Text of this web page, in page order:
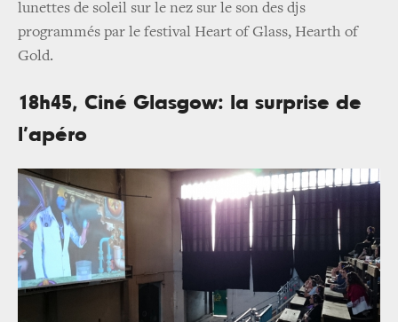
lunettes de soleil sur le nez sur le son des djs
programmés par le festival Heart of Glass, Hearth of
Gold.
18h45, Ciné Glasgow: la surprise de
l’apéro